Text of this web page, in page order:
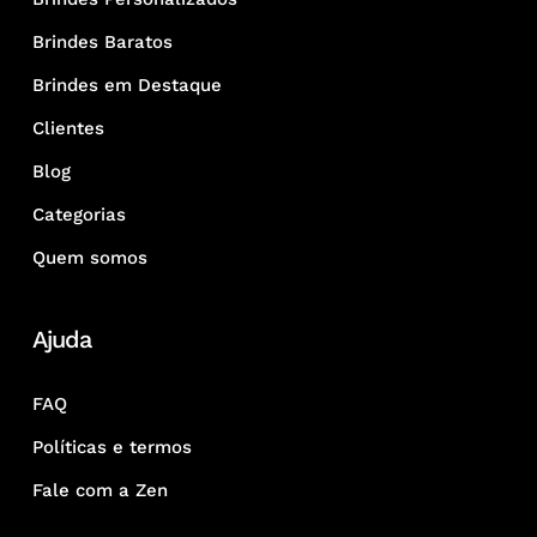
Brindes Baratos
Brindes em Destaque
Clientes
Blog
Categorias
Quem somos
Ajuda
FAQ
Políticas e termos
Fale com a Zen